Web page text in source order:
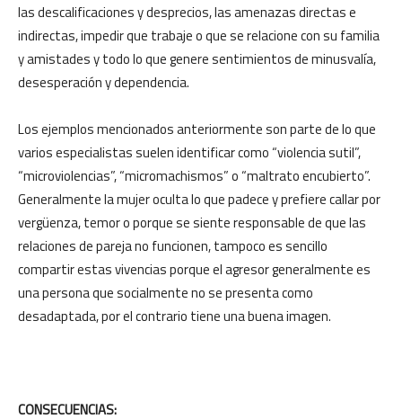
las descalificaciones y desprecios, las amenazas directas e
indirectas, impedir que trabaje o que se relacione con su familia
y amistades y todo lo que genere sentimientos de minusvalía,
desesperación y dependencia.
Los ejemplos mencionados anteriormente son parte de lo que
varios especialistas suelen identificar como “violencia sutil”,
“microviolencias”, “micromachismos” o “maltrato encubierto”.
Generalmente la mujer oculta lo que padece y prefiere callar por
vergüenza, temor o porque se siente responsable de que las
relaciones de pareja no funcionen, tampoco es sencillo
compartir estas vivencias porque el agresor generalmente es
una persona que socialmente no se presenta como
desadaptada, por el contrario tiene una buena imagen.
CONSECUENCIAS: